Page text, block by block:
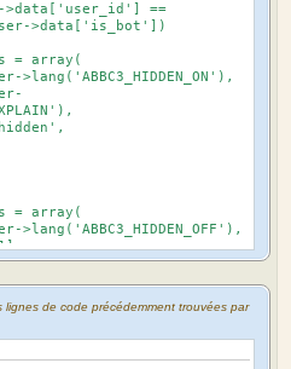
==
>data['is_bot'])
array(
array(
lignes de code précédemment trouvées par